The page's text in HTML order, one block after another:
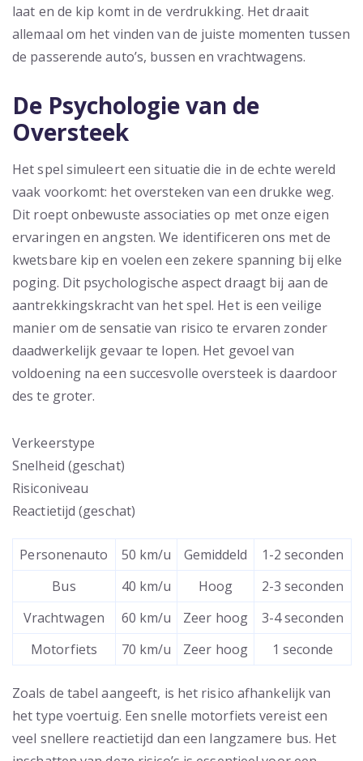
laat en de kip komt in de verdrukking. Het draait
allemaal om het vinden van de juiste momenten tussen
de passerende auto’s, bussen en vrachtwagens.
De Psychologie van de
Oversteek
Het spel simuleert een situatie die in de echte wereld
vaak voorkomt: het oversteken van een drukke weg.
Dit roept onbewuste associaties op met onze eigen
ervaringen en angsten. We identificeren ons met de
kwetsbare kip en voelen een zekere spanning bij elke
poging. Dit psychologische aspect draagt bij aan de
aantrekkingskracht van het spel. Het is een veilige
manier om de sensatie van risico te ervaren zonder
daadwerkelijk gevaar te lopen. Het gevoel van
voldoening na een succesvolle oversteek is daardoor
des te groter.
Verkeerstype
Snelheid (geschat)
Risiconiveau
Reactietijd (geschat)
Personenauto 50 km/u Gemiddeld
1-2 seconden
Bus
40 km/u Hoog
2-3 seconden
Vrachtwagen
60 km/u Zeer hoog
3-4 seconden
Motorfiets
70 km/u Zeer hoog 1 seconde
Zoals de tabel aangeeft, is het risico afhankelijk van
het type voertuig. Een snelle motorfiets vereist een
veel snellere reactietijd dan een langzamere bus. Het